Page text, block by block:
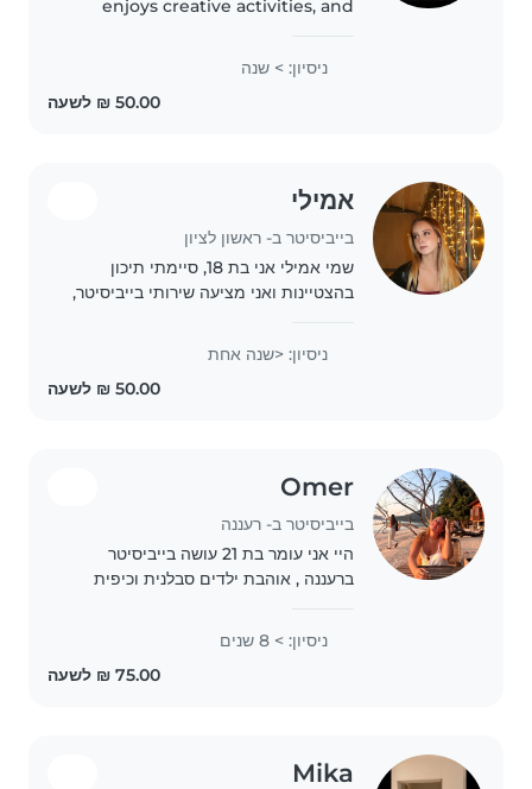
enjoys creative activities, and
ניסיון: > שנה
אמילי
בייביסיטר ב- ראשון לציון
שמי אמילי אני בת 18, סיימתי תיכון
בהצטיינות ואני מציעה שירותי בייביסיטר,
בית ולהכין ארוחות קלות במידת הצורך.
ניסיון: <שנה אחת
Omer
בייביסיטר ב- רעננה
היי אני עומר בת 21 עושה בייביסיטר
ברעננה , אוהבת ילדים סבלנית וכיפית
ניסיון: > 8 שנים
Mika